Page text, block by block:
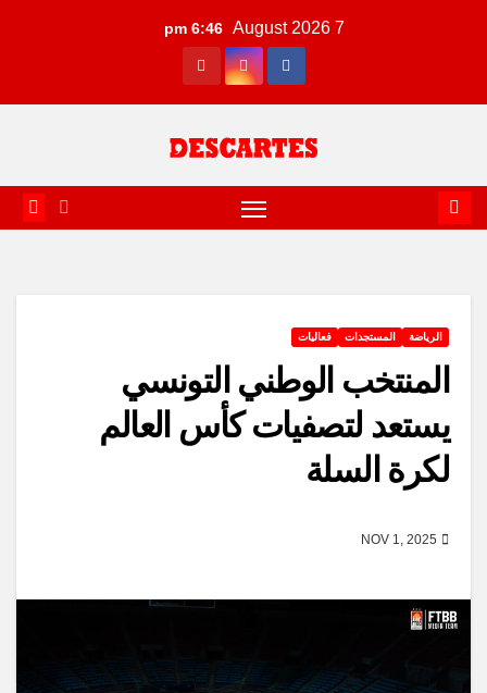
7 August 2026
6:46 pm
الرياضة المستجدات فعاليات
المنتخب الوطني التونسي
يستعد لتصفيات كأس العالم
لكرة السلة
NOV 1, 2025